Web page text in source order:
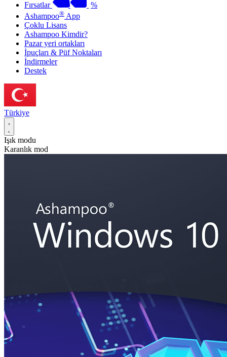
Fırsatlar
%
Ashampoo® App
Çoklu Lisans
Ashampoo Kimdir?
Pazar yeri ortakları
İpuçları & Püf Noktaları
İndirmeler
Destek
Türkiye
Işık modu
Karanlık mod